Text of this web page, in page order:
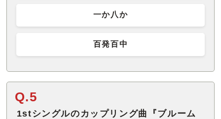
一か八か
百発百中
Q.5
1stシングルのカップリング曲『ブルーム